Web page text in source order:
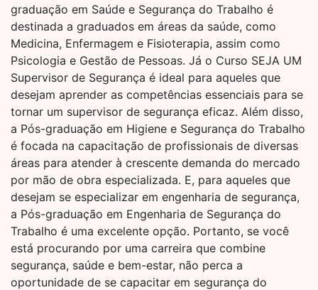
graduação em Saúde e Segurança do Trabalho é
destinada a graduados em áreas da saúde, como
Medicina, Enfermagem e Fisioterapia, assim como
Psicologia e Gestão de Pessoas. Já o Curso SEJA UM
Supervisor de Segurança é ideal para aqueles que
desejam aprender as competências essenciais para se
tornar um supervisor de segurança eficaz. Além disso,
a Pós-graduação em Higiene e Segurança do Trabalho
é focada na capacitação de profissionais de diversas
áreas para atender à crescente demanda do mercado
por mão de obra especializada. E, para aqueles que
desejam se especializar em engenharia de segurança,
a Pós-graduação em Engenharia de Segurança do
Trabalho é uma excelente opção. Portanto, se você
está procurando por uma carreira que combine
segurança, saúde e bem-estar, não perca a
oportunidade de se capacitar em segurança do